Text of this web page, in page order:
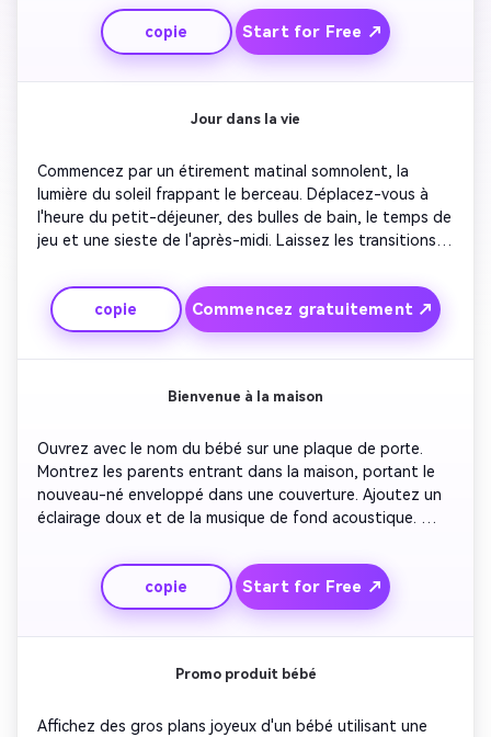
douce. Animez les petits éclats de confetti pour
l'excitation. Conclure avec un fière gros plan des parents
embrassant le bébé. Parfait pour les médias sociaux pour
célébrer les progrès.
copie Start for Free ↗
Jour dans la vie
Commencez par un étirement matinal somnolent, la
lumière du soleil frappant le berceau. Déplacez-vous à
l'heure du petit-déjeuner, des bulles de bain, le temps de
jeu et une sieste de l'après-midi. Laissez les transitions
clichés de rire rapides et des filtres doux pour vous
réchauffer. Fermer avec le bébé bâillant avant le coucher.
Idéal pour créer des bobines saines qui reflètent de vrais
jours parentaux.
copie Commencez gratuitement ↗
Bienvenue à la maison
Ouvrez avec le nom du bébé sur une plaque de porte.
Montrez les parents entrant dans la maison, portant le
nouveau-né enveloppé dans une couverture. Ajoutez un
éclairage doux et de la musique de fond acoustique.
Utilisez des fade-ins pour émotionner et terminez par
une simple superposition: «Bienvenue, petit.» Une courte
introduction vidéo touchante pour les nouveaux parents
à partager en ligne.
copie Start for Free ↗
Promo produit bébé
Affichez des gros plans joyeux d'un bébé utilisant une